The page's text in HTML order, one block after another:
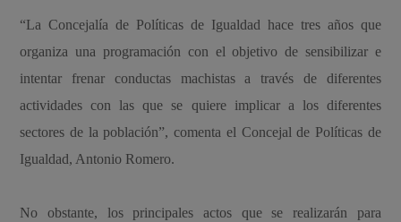
“La Concejalía de Políticas de Igualdad hace tres años que
organiza una programación con el objetivo de sensibilizar e
intentar frenar conductas machistas a través de diferentes
actividades con las que se quiere implicar a los diferentes
sectores de la población”, comenta el Concejal de Políticas de
Igualdad, Antonio Romero.
No obstante, los principales actos que se realizarán para